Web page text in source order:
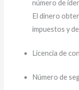
número de
El dinero
impuestos y
Licencia de
Número de